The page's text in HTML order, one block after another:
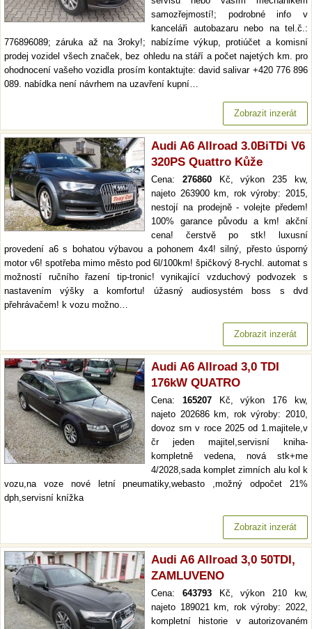
samozřejmostí!; podrobné info v
kanceláři autobazaru nebo na tel.č.:
776896089; záruka až na 3roky!; nabízíme výkup, protiúčet a komisní
prodej vozidel všech značek, bez ohledu na stáří a počet najetých km. pro
ohodnocení vašeho vozidla prosím kontaktujte: david salivar +420 776 896
089. nabídka není návrhem na uzavření kupní…
Zobrazit inzerát
Audi A6 Allroad 3.0BiTDi V6
320PS Quattro Kůže
Cena: 276860Kč, výkon 235 kw,
najeto 263900 km, rok výroby: 2015,
nestojí na prodejně - volejte předem!
100% garance původu a km! akční
cena! čerstvě po stk! luxusní
provedení a6 s bohatou výbavou a pohonem 4x4! silný, přesto úsporný
motor v6! spotřeba mimo město pod 6l/100km! špičkový 8-rychl. automat s
možností ručního řazení tip-tronic! vynikající vzduchový podvozek s
nastavením výšky a komfortu! úžasný audiosystém boss s dvd
přehrávačem! k vozu možno…
Zobrazit inzerát
Audi A6 Allroad 3,0 TDI
176kW QUATRO
Cena: 165207Kč, výkon 176 kw,
najeto 202686 km, rok výroby: 2010,
dovoz srn v roce 2025 od 1.majitele,v
čr jeden majitel,servisní kniha-
kompletně vedena, nová stk+me
4/2028,sada komplet zimních alu kol k
vozu,na voze nové letní pneumatiky,webasto ,možný odpočet 21%
dph,servisní knížka
Zobrazit inzerát
Audi A6 Allroad 3,0 50TDI,
ZAMLUVENO
Cena: 643793Kč, výkon 210 kw,
najeto 189021 km, rok výroby: 2022,
kompletní historie v autorizovaném